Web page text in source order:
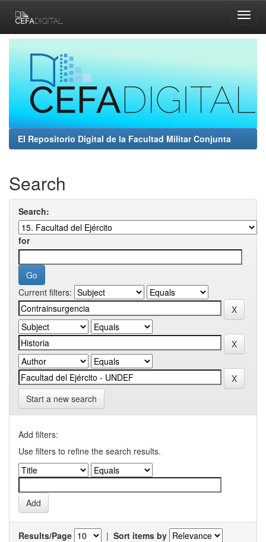
navigation
El Repositorio Digital de la Facultad Militar Conjunta
Search
Search:
for
Current filters:
Start a new search
Add filters:
Use filters to refine the search results.
Results/Page | Sort items by